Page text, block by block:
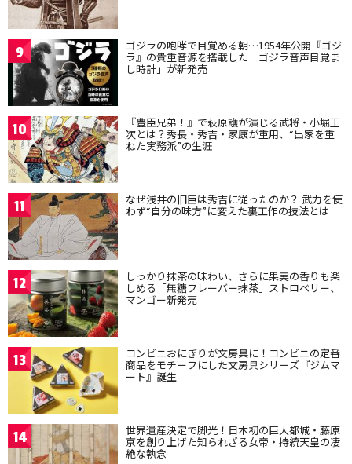
9 ゴジラの咆哮で目覚める朝…1954年公開『ゴジ
ラ』の貴重音源を搭載した「ゴジラ音声目覚ま
し時計」が新発売
10 『豊臣兄弟！』で萩原護が演じる武将・小堀正
次とは？秀長・秀吉・家康が重用、“出家を重
ねた実務派”の生涯
11 なぜ浅井の旧臣は秀吉に従ったのか？ 武力を使
わず“自分の味方”に変えた裏工作の技法とは
12 しっかり抹茶の味わい、さらに果実の香りも楽
しめる「無糖フレーバー抹茶」ストロベリー、
マンゴー新発売
13 コンビニおにぎりが文房具に！コンビニの定番
商品をモチーフにした文房具シリーズ『ジムマ
ート』誕生
14 世界遺産決定で脚光！日本初の巨大都城・藤原
京を創り上げた知られざる女帝・持統天皇の凄
絶な執念